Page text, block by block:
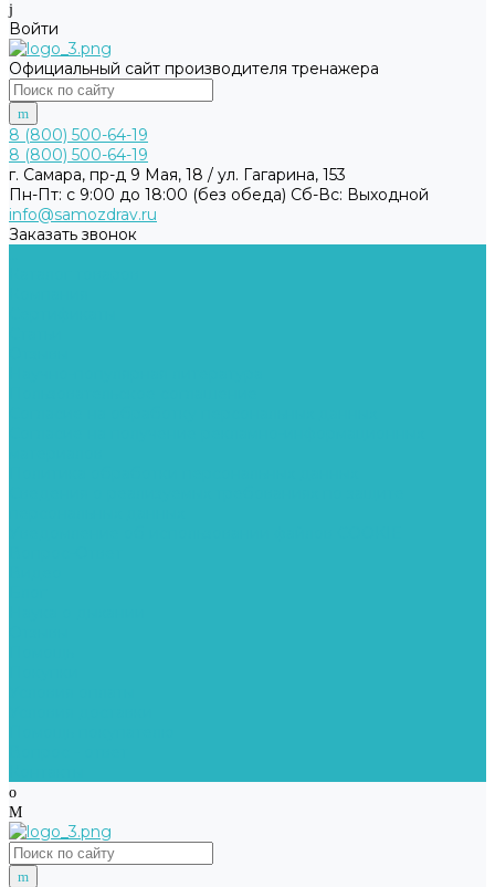
Войти
Официальный сайт производителя тренажера
8 (800) 500-64-19
8 (800) 500-64-19
г. Самара, пр-д 9 Мая, 18 / ул. Гагарина, 153
Пн-Пт: с 9:00 до 18:00 (без обеда) Cб-Вс: Выходной
info@samozdrav.ru
Заказать звонок